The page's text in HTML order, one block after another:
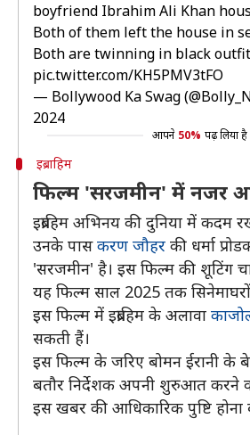
boyfriend Ibrahim Ali Khan
Both of them left the house in
Both are twinning in black outfit
pic.twitter.com/KH5PMV3tFO
— Bollywood Ka Swag
2024
आपने 50% पढ़ लिया है
इब्राहिम
फिल्म 'सरजमीन' में नजर
इब्राहिम अभिनय की दुनिया में कदम
उनके पासकरण जौहर की धर्मा
'सरजमीन' है। इस फिल्म की शूटिंग
यह फिल्म साल 2025 तक
इस फिल्म में इब्राहिम के अलावा
सकती हैं।
इस फिल्म के जरिए बोमन ईरानी के
बतौर निर्देशक अपनी शुरुआत करने
इस खबर की आधिकारिक पुष्टि होना